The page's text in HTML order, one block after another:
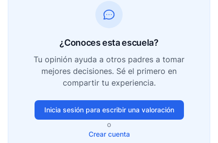
¿Conoces esta escuela?
Tu opinión ayuda a otros padres a tomar
mejores decisiones. Sé el primero en
compartir tu experiencia.
Inicia sesión para escribir una valoración
o
Crear cuenta